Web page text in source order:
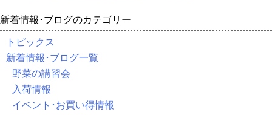
新着情報･ブログのカテゴリー
トピックス
新着情報･ブログ一覧
野菜の講習会
入荷情報
イベント･お買い得情報